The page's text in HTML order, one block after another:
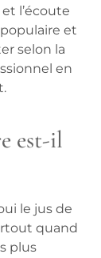
l’écoute
et
selon la
en
est-il
le jus de
quand
plus